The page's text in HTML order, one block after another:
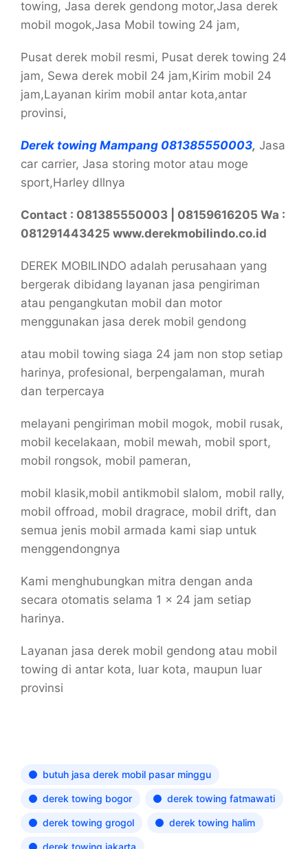
towing, Jasa derek gendong motor,Jasa derek
mobil mogok,Jasa Mobil towing 24 jam,
Pusat derek mobil resmi, Pusat derek towing 24
jam, Sewa derek mobil 24 jam,Kirim mobil 24
jam,Layanan kirim mobil antar kota,antar
provinsi,
Derek towing Mampang 081385550003, Jasa
car carrier, Jasa storing motor atau moge
sport,Harley dllnya
Contact : 081385550003 | 08159616205 Wa :
081291443425 www.derekmobilindo.co.id
DEREK MOBILINDO adalah perusahaan yang
bergerak dibidang layanan jasa pengiriman
atau pengangkutan mobil dan motor
menggunakan jasa derek mobil gendong
atau mobil towing siaga 24 jam non stop setiap
harinya, profesional, berpengalaman, murah
dan terpercaya
melayani pengiriman mobil mogok, mobil rusak,
mobil kecelakaan, mobil mewah, mobil sport,
mobil rongsok, mobil pameran,
mobil klasik,mobil antikmobil slalom, mobil rally,
mobil offroad, mobil dragrace, mobil drift, dan
semua jenis mobil armada kami siap untuk
menggendongnya
Kami menghubungkan mitra dengan anda
secara otomatis selama 1 x 24 jam setiap
harinya.
Layanan jasa derek mobil gendong atau mobil
towing di antar kota, luar kota, maupun luar
provinsi
butuh jasa derek mobil pasar minggu
derek towing bogor derek towing fatmawati
derek towing grogol derek towing halim
derek towing jakarta